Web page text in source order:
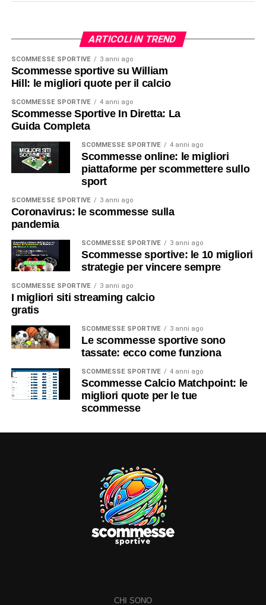
ARTICOLI IN TREND
SCOMMESSE SPORTIVE 3 anni ago
Scommesse sportive su William
Hill: le migliori quote per il calcio
SCOMMESSE SPORTIVE 4 anni ago
Scommesse Sportive In Diretta: La
Guida Completa
SCOMMESSE SPORTIVE 4 anni ago
Scommesse online: le migliori
piattaforme per scommettere sullo
sport
SCOMMESSE SPORTIVE 3 anni ago
Coronavirus: le scommesse sulla
pandemia
SCOMMESSE SPORTIVE 3 anni ago
Scommesse sportive: le 10 migliori
strategie per vincere sempre
SCOMMESSE SPORTIVE 3 anni ago
I migliori siti streaming calcio
gratis
SCOMMESSE SPORTIVE 3 anni ago
Le scommesse sportive sono
tassate: ecco come funziona
SCOMMESSE SPORTIVE 4 anni ago
Scommesse Calcio Matchpoint: le
migliori quote per le tue
scommesse
CHI SONO